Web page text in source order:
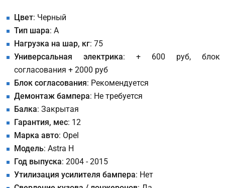
Цвет: Черный
Тип шара: A
Нагрузка на шар, кг: 75
Универсальная электрика: + 600 руб, блок
согласования + 2000 руб
Блок согласования: Рекомендуется
Демонтаж бампера: Не требуется
Балка: Закрытая
Гарантия, мес: 12
Марка авто: Opel
Модель: Astra H
Год выпуска: 2004 - 2015
Утилизация усилителя бампера: Нет